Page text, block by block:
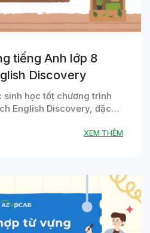
tiếng Anh lớp 8
Discovery
học tốt chương trình
English Discovery, đặc…
XEM THÊM